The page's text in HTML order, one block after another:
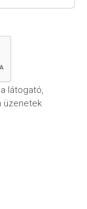
látogató,
üzenetek